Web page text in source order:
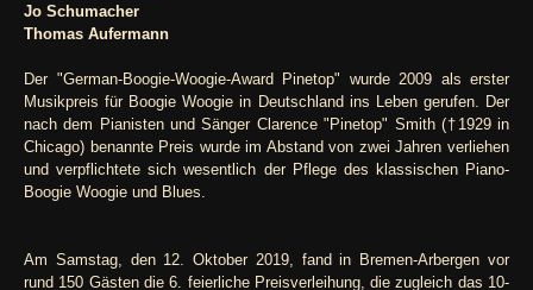
Jo Schumacher
Thomas Aufermann
Der "German-Boogie-Woogie-Award Pinetop" wurde 2009 als erster
Musikpreis für Boogie Woogie in Deutschland ins Leben gerufen. Der
nach dem Pianisten und Sänger Clarence "Pinetop" Smith (†1929 in
Chicago) benannte Preis wurde im Abstand von zwei Jahren verliehen
und verpflichtete sich wesentlich der Pflege des klassischen Piano-
Boogie Woogie und Blues.
Am Samstag, den 12. Oktober 2019, fand in Bremen-Arbergen vor
rund 150 Gästen die 6. feierliche Preisverleihung, die zugleich das 10-